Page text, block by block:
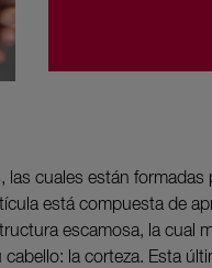
las cuales están formadas
está compuesta de
escamosa, la cual
la corteza. Esta